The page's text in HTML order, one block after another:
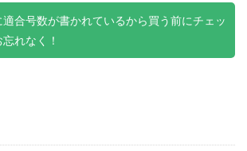
適合号数が書かれているから買う前にチェッ
れなく！